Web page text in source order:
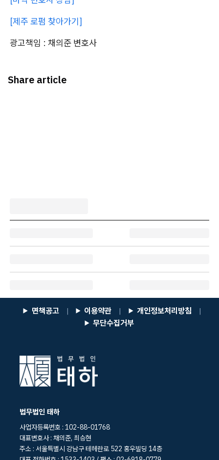
[제주 로펌 찾아가기]
광고책임 : 채의준 변호사
Share article
면책공고 | 이용약관 | 개인정보처리방침 |
무단수집거부
법무법인 태하
사업자등록번호 : 102-88-01768
대표변호사 : 채의준, 최승현
주소 : 서울특별시 강남구 테헤란로 522 홍우빌딩 14층